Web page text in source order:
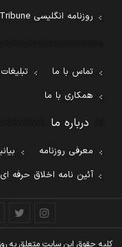
روزنامه انگلیسی Financial Tribune
تماس با ما تبلیغات
همکاری با ما
درباره ما
معرفی روزنامه
آئین نامه اخلاق حرفه ای
کليه حقوق اين سايت متعلق به